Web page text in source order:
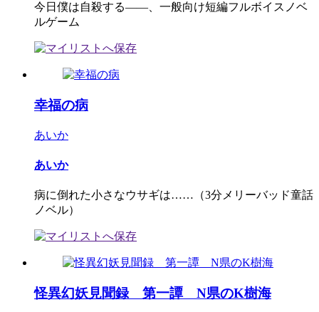
今日僕は自殺する――、一般向け短編フルボイスノベ
ルゲーム
幸福の病
あいか
あいか
病に倒れた小さなウサギは……（3分メリーバッド童話
ノベル）
怪異幻妖見聞録 第一譚 N県のK樹海